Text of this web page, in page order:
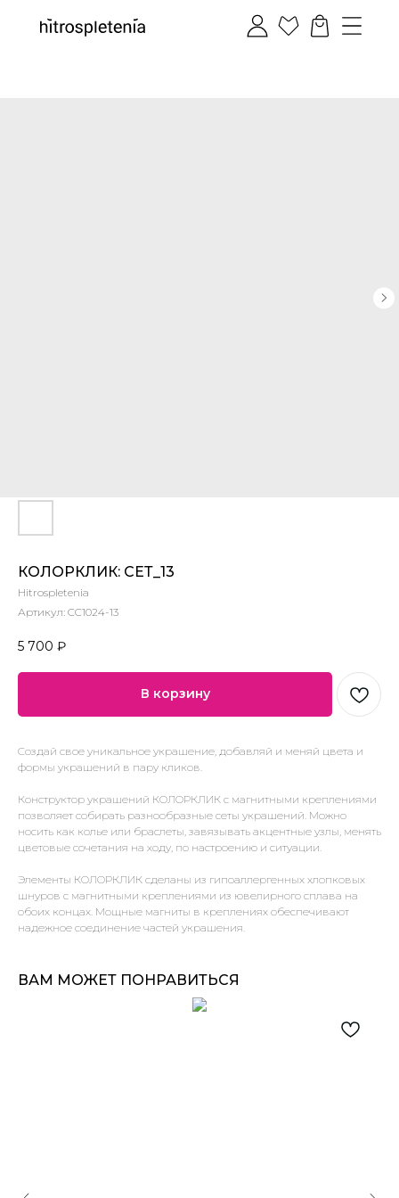
КОЛОРКЛИК: СЕТ_13
Hitrospletenia
Артикул: CC1024-13
5 700 ₽
В корзину
Создай свое уникальное украшение, добавляй и меняй цвета и
формы украшений в пару кликов.
Конструктор украшений КОЛОРКЛИК с магнитными креплениями
позволяет собирать разнообразные сеты украшений. Можно
носить как колье или браслеты, завязывать акцентные узлы, менять
цветовые сочетания на ходу, по настроению и ситуации.
Элементы КОЛОРКЛИК сделаны из гипоаллергенных хлопковых
шнуров с магнитными креплениями из ювелирного сплава на
обоих концах. Мощные магниты в креплениях обеспечивают
надежное соединение частей украшения.
ВАМ МОЖЕТ ПОНРАВИТЬСЯ